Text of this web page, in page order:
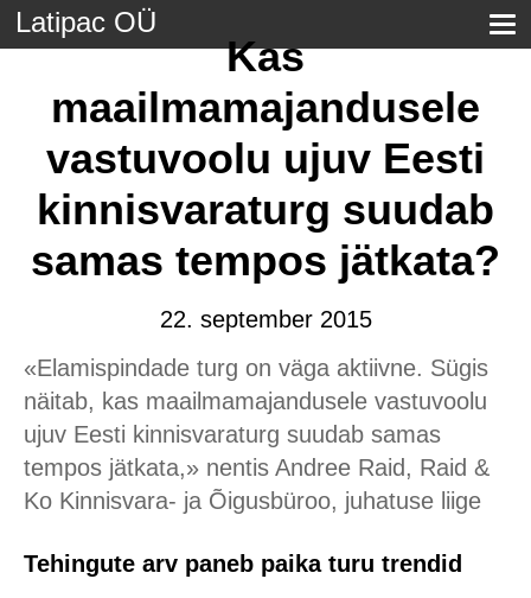
Latipac OÜ
Kas
maailmamajandusele
vastuvoolu ujuv Eesti
kinnisvaraturg suudab
samas tempos jätkata?
22. september 2015
«Elamispindade turg on väga aktiivne. Sügis
näitab, kas maailmamajandusele vastuvoolu
ujuv Eesti kinnisvaraturg suudab samas
tempos jätkata,» nentis Andree Raid, Raid &
Ko Kinnisvara- ja Õigusbüroo, juhatuse liige
Tehingute arv paneb paika turu trendid